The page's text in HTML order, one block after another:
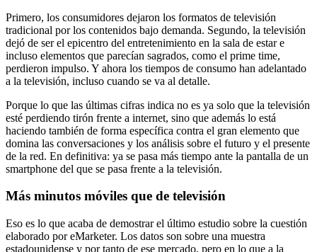
Primero, los consumidores dejaron los formatos de televisión
tradicional por los contenidos bajo demanda. Segundo, la televisión
dejó de ser el epicentro del entretenimiento en la sala de estar e
incluso elementos que parecían sagrados, como el prime time,
perdieron impulso. Y ahora los tiempos de consumo han adelantado
a la televisión, incluso cuando se va al detalle.
Porque lo que las últimas cifras indica no es ya solo que la televisión
esté perdiendo tirón frente a internet, sino que además lo está
haciendo también de forma específica contra el gran elemento que
domina las conversaciones y los análisis sobre el futuro y el presente
de la red. En definitiva: ya se pasa más tiempo ante la pantalla de un
smartphone del que se pasa frente a la televisión.
Más minutos móviles que de televisión
Eso es lo que acaba de demostrar el último estudio sobre la cuestión
elaborado por eMarketer. Los datos son sobre una muestra
estadounidense y por tanto de ese mercado, pero en lo que a la